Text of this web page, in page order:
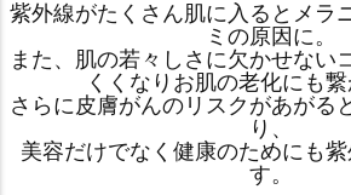
紫外線がたくさん肌に入るとメラ
ミの原因に。
また、肌の若々しさに欠かせない
くくなりお肌の老化にも繋
さらに皮膚がんのリスクがあがる
り、
美容だけでなく健康のためにも
す。